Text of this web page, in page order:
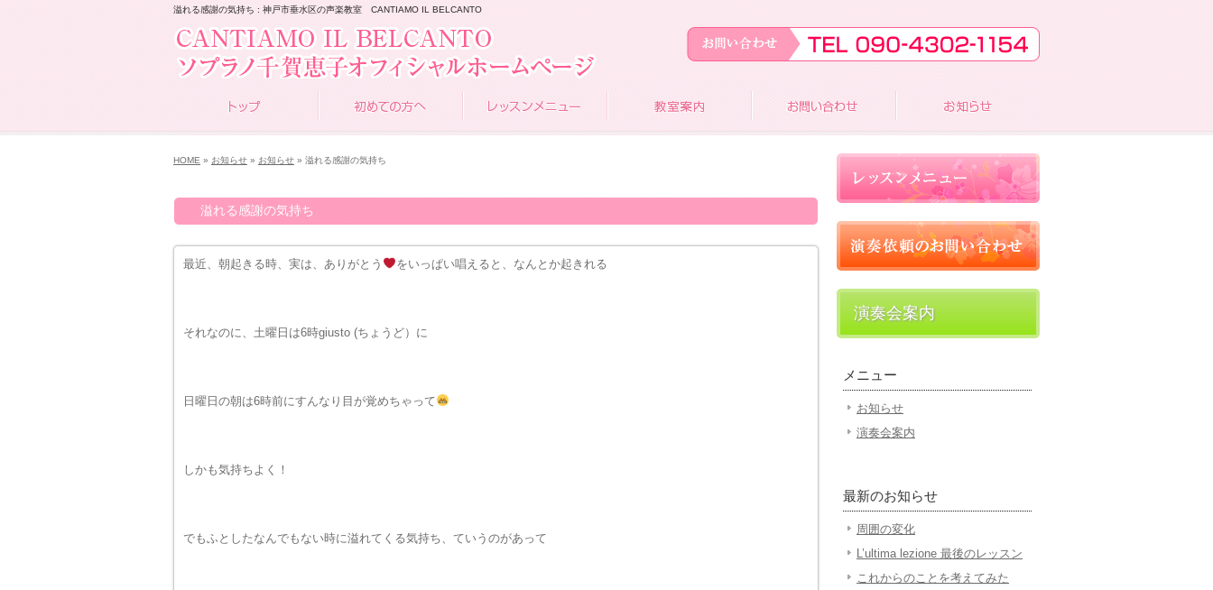
溢れる感謝の気持ち : 神戸市垂水区の声楽教室 CANTIAMO IL BELCANTO
HOME » お知らせ » お知らせ » 溢れる感謝の気持ち
溢れる感謝の気持ち
最近、朝起きる時、実は、ありがとう をいっぱい唱えると、なんとか起きれる
それなのに、土曜日は6時giusto (ちょうど）に
日曜日の朝は6時前にすんなり目が覚めちゃって
しかも気持ちよく！
でもふとしたなんでもない時に溢れてくる気持ち、ていうのがあって
演奏会案内
メニュー
お知らせ
演奏会案内
最新のお知らせ
周囲の変化
L’ultima lezione 最後のレッスン
これからのことを考えてみた